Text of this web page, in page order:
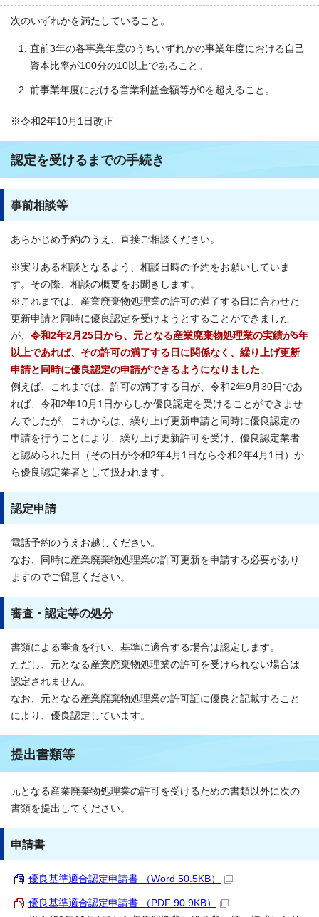
次のいずれかを満たしていること。
直前3年の各事業年度のうちいずれかの事業年度における自己
資本比率が100分の10以上であること。
前事業年度における営業利益金額等が0を超えること。
※令和2年10月1日改正
認定を受けるまでの手続き
事前相談等
あらかじめ予約のうえ、直接ご相談ください。
※実りある相談となるよう、相談日時の予約をお願いしていま
す。その際、相談の概要をお聞きします。
※これまでは、産業廃棄物処理業の許可の満了する日に合わせた
更新申請と同時に優良認定を受けようとすることができました
が、 令和2年2月25日から、元となる産業廃棄物処理業の実績が5年
以上であれば、その許可の満了する日に関係なく、繰り上げ更新
申請と同時に優良認定の申請ができるようになりました 。
例えば、これまでは、許可の満了する日が、令和2年9月30日であ
れば、令和2年10月1日からしか優良認定を受けることができませ
んでしたが、これからは、繰り上げ更新申請と同時に優良認定の
申請を行うことにより、繰り上げ更新許可を受け、優良認定業者
と認められた日（その日が令和2年4月1日なら令和2年4月1日）か
ら優良認定業者として扱われます。
認定申請
電話予約のうえお越しください。
なお、同時に産業廃棄物処理業の許可更新を申請する必要があり
ますのでご留意ください。
審査・認定等の処分
書類による審査を行い、基準に適合する場合は認定します。
ただし、元となる産業廃棄物処理業の許可を受けられない場合は
認定されません。
なお、元となる産業廃棄物処理業の許可証に優良と記載すること
により、優良認定しています。
提出書類等
元となる産業廃棄物処理業の許可を受けるための書類以外に次の
書類を提出してください。
申請書
優良基準適合認定申請書 （Word 50.5KB）
優良基準適合認定申請書 （PDF 90.9KB）